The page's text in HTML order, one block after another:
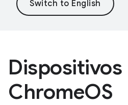
Dispositivos
ChromeOS